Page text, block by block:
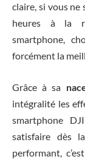
claire, si vous ne
heures à la
smartphone,
forcément la
Grâce à sa
intégralité les
smartphone
satisfaire dès
performant,